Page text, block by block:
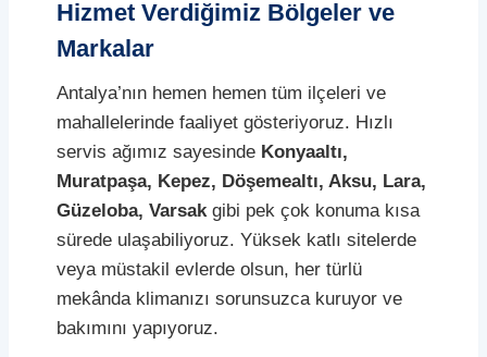
Hizmet Verdiğimiz Bölgeler ve
Markalar
Antalya’nın hemen hemen tüm ilçeleri ve
mahallelerinde faaliyet gösteriyoruz. Hızlı
servis ağımız sayesinde Konyaaltı,
Muratpaşa, Kepez, Döşemealtı, Aksu, Lara,
Güzeloba, Varsak gibi pek çok konuma kısa
sürede ulaşabiliyoruz. Yüksek katlı sitelerde
veya müstakil evlerde olsun, her türlü
mekânda klimanızı sorunsuzca kuruyor ve
bakımını yapıyoruz.